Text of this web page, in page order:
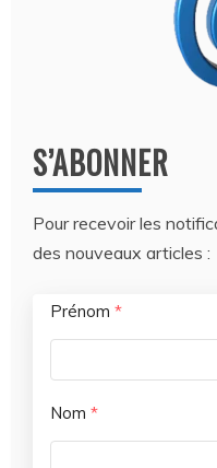
S’ABONNER
Pour recevoir les
des nouveaux articles :
Prénom *
Nom *